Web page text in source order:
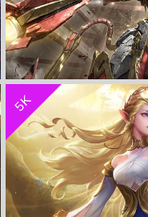
零号・赤焰-孙悟
5K